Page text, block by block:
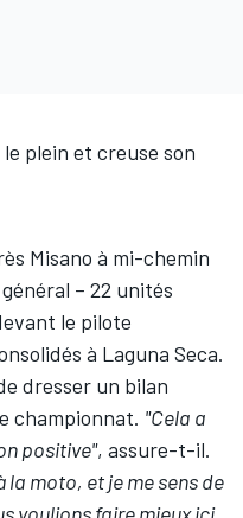
plein et creuse son
Misano à mi-chemin
– 22 unités
le pilote
à Laguna Seca.
dresser un bilan
championnat. "Cela a
positive", assure-t-il.
moto, et je me sens de